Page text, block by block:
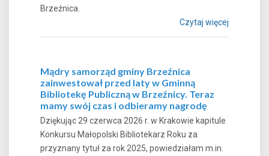
Brzeźnica.
Czytaj więcej
Mądry samorząd gminy Brzeźnica
zainwestował przed laty w Gminną
Bibliotekę Publiczną w Brzeźnicy. Teraz
mamy swój czas i odbieramy nagrodę
Dziękując 29 czerwca 2026 r. w Krakowie kapitule
Konkursu Małopolski Bibliotekarz Roku za
przyznany tytuł za rok 2025, powiedziałam m.in.